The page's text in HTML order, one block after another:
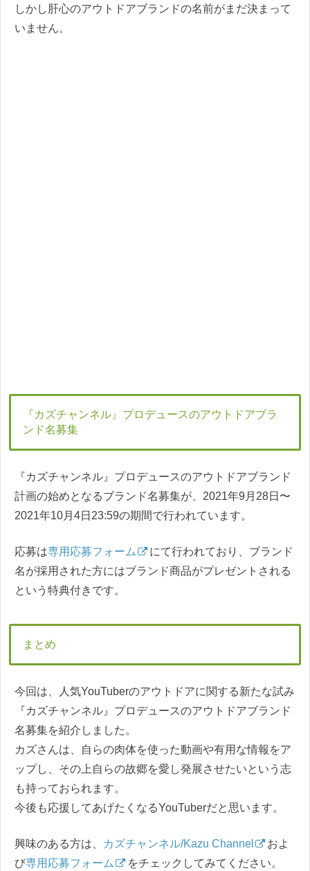
しかし肝心のアウトドアブランドの名前がまだ決まって
いません。
『カズチャンネル』プロデュースのアウトドアブラ
ンド名募集
『カズチャンネル』プロデュースのアウトドアブランド
計画の始めとなるブランド名募集が、2021年9月28日〜
2021年10月4日23:59の期間で行われています。
応募は専用応募フォーム
にて行われており、ブランド
名が採用された方にはブランド商品がプレゼントされる
という特典付きです。
まとめ
今回は、人気YouTuberのアウトドアに関する新たな試み
『カズチャンネル』プロデュースのアウトドアブランド
名募集を紹介しました。
カズさんは、自らの肉体を使った動画や有用な情報をア
ップし、その上自らの故郷を愛し発展させたいという志
も持っておられます。
今後も応援してあげたくなるYouTuberだと思います。
興味のある方は、 カズチャンネル/Kazu Channel
およ
び専用応募フォーム をチェックしてみてください。